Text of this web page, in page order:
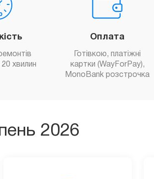
хвилин
Оплата
Готівкою, платіжні
картки (WayForPay),
MonoBank розстрочка
2026